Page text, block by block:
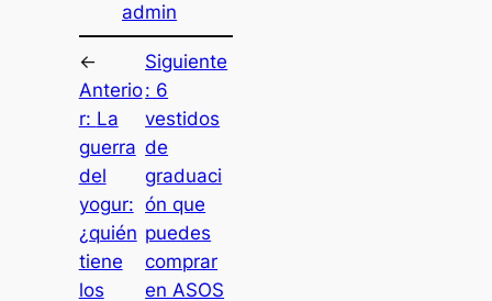
admin
←
Anterio
r: La
guerra
del
yogur:
¿quién
tiene
los
Siguiente
: 6
vestidos
de
graduaci
ón que
puedes
comprar
en ASOS